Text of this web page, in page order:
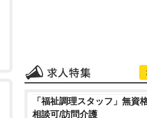
「福祉調理スタッフ」無資
相談可/訪問介護